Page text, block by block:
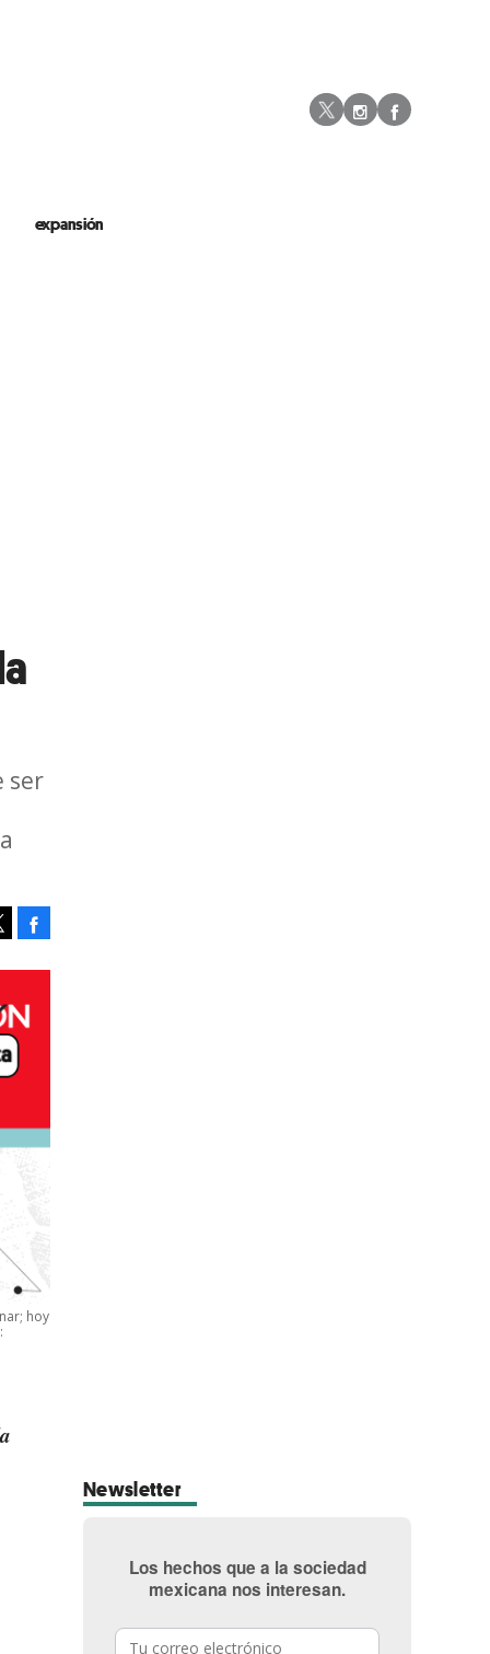
Instagram
expansión
Newsletter
Los hechos que a la sociedad
mexicana nos interesan.
ser
hoy